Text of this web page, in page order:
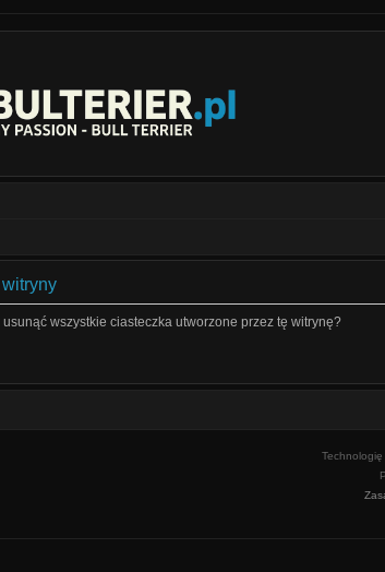
wszystkie ciasteczka utworzone przez tę witrynę?